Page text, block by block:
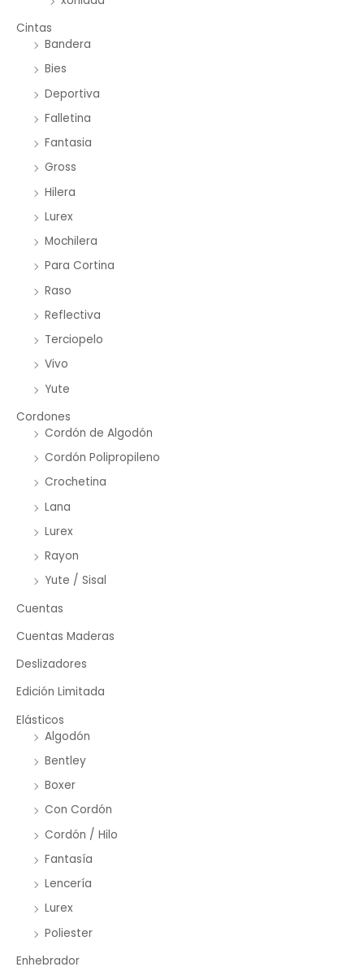
Cintas
Bandera
Bies
Deportiva
Falletina
Fantasia
Gross
Hilera
Lurex
Mochilera
Para Cortina
Raso
Reflectiva
Terciopelo
Vivo
Yute
Cordones
Cordón de Algodón
Cordón Polipropileno
Crochetina
Lana
Lurex
Rayon
Yute / Sisal
Cuentas
Cuentas Maderas
Deslizadores
Edición Limitada
Elásticos
Algodón
Bentley
Boxer
Con Cordón
Cordón / Hilo
Fantasía
Lencería
Lurex
Poliester
Enhebrador